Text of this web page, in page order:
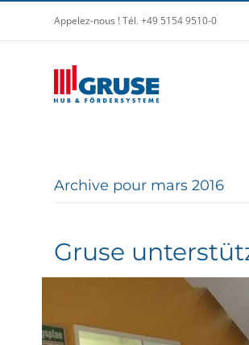
Appelez-nous ! Tél. +49 5154 9510-0
Archive pour mars 2016
Gruse